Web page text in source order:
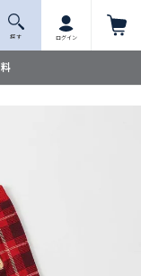
探 す ログイン